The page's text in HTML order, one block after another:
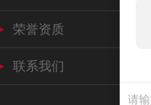
荣誉资质
联系我们